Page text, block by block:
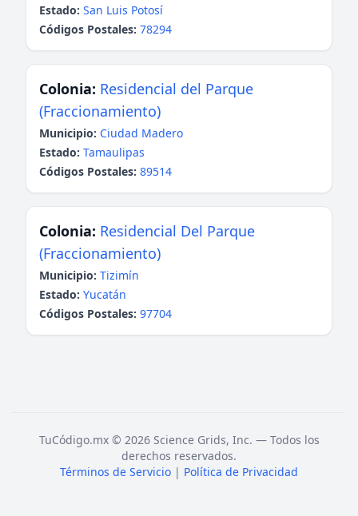
Estado: San Luis Potosí
Códigos Postales: 78294
Colonia: Residencial del Parque
(Fraccionamiento)
Municipio: Ciudad Madero
Estado: Tamaulipas
Códigos Postales: 89514
Colonia: Residencial Del Parque
(Fraccionamiento)
Municipio: Tizimín
Estado: Yucatán
Códigos Postales: 97704
TuCódigo.mx © 2026 Science Grids, Inc. — Todos los
derechos reservados.
Términos de Servicio | Política de Privacidad